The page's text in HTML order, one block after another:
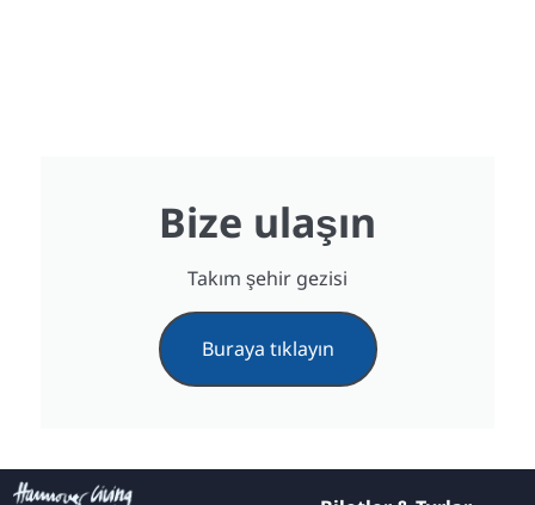
Bize ulaşın
Takım şehir gezisi
Buraya tıklayın